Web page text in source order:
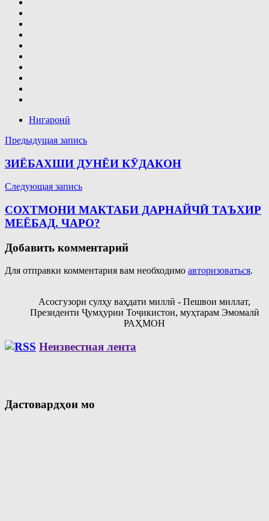
Нигаронӣ
Навигация
по
Предыдущая запись
ЗИЁБАХШИ ДУНЁИ КӮДАКОН
Следующая запись
СОХТМОНИ МАКТАБИ ДАРНАЙЧӢ ТАЪХИР
МЕЁБАД. ЧАРО?
Добавить комментарий
Для отправки комментария вам необходимо авторизоваться.
Асосгузори сулҳу ваҳдати миллӣ - Пешвои миллат,
Президенти Ҷумҳурии Тоҷикистон, муҳтарам Эмомалӣ
РАҲМОН
Неизвестная лента
Дастовардҳои мо